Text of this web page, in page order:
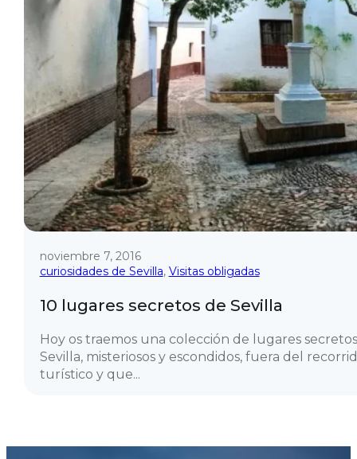
noviembre 7, 2016
curiosidades de Sevilla, Visitas obligadas
10 lugares secretos de Sevilla
Hoy os traemos una colección de lugares
Sevilla, misteriosos y escondidos, fuera del
turístico y que...